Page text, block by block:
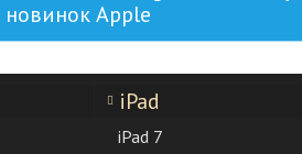
новинок Apple
iPad
iPad 7